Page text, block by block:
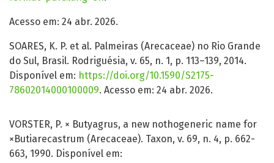
Acesso em: 24 abr. 2026.
SOARES, K. P. et al. Palmeiras (Arecaceae) no Rio Grande
do Sul, Brasil. Rodriguésia, v. 65, n. 1, p. 113–139, 2014.
Disponível em: https://doi.org/10.1590/S2175-
78602014000100009. Acesso em: 24 abr. 2026.
VORSTER, P. × Butyagrus, a new nothogeneric name for
×Butiarecastrum (Arecaceae). Taxon, v. 69, n. 4, p. 662-
663, 1990. Disponível em: